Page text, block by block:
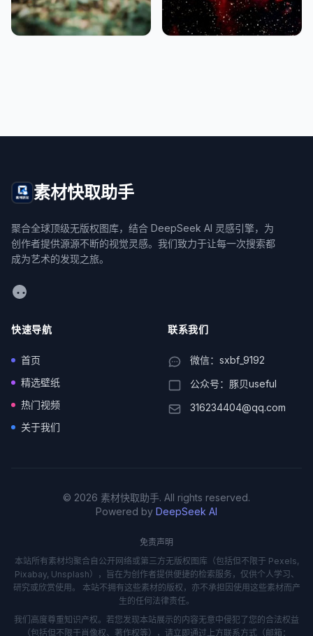
素材快取助手
聚合全球顶级无版权图库，结合 DeepSeek AI 灵感引擎，为
创作者提供源源不断的视觉灵感。我们致力于让每一次搜索都
成为艺术的发现之旅。
WeChat
快速导航
首页
精选壁纸
热门视频
关于我们
联系我们
微信：sxbf_9192
公众号：豚贝useful
316234404@qq.com
© 2026 素材快取助手. All rights reserved.
Powered by DeepSeek AI
免责声明
本站所有素材均聚合自公开网络或第三方无版权图库（包括但不限于 Pexels,
Pixabay, Unsplash），旨在为创作者提供便捷的检索服务，仅供个人学习、
研究或欣赏使用。 本站不拥有这些素材的版权，亦不承担因使用这些素材而产
生的任何法律责任。
我们高度尊重知识产权。若您发现本站展示的内容无意中侵犯了您的合法权益
（包括但不限于肖像权、著作权等），请立即通过上方联系方式（邮箱：